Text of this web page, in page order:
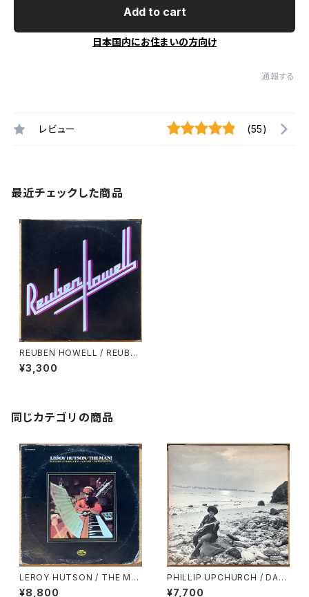
Add to cart
日本国内にお住まいの方向け
通報する
レビュー (55)
最近チェックした商品
REUBEN HOWELL / REUBE
N HOWELL
¥3,300
同じカテゴリの商品
LEROY HUTSON / THE MA
N!
¥8,800
PHILLIP UPCHURCH / DAR
KNESS, DARKNESS
¥7,700